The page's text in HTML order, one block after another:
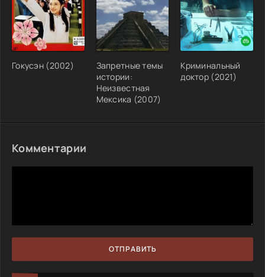
Гокусэн (2002)
Запретные темы
истории:
Неизвестная
Мексика (2007)
Криминальный
доктор (2021)
Комментарии
ОТПРАВИТЬ